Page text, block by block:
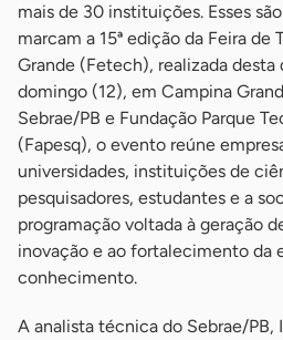
mais de 30 instituições. Esses
marcam a 15ª edição da Feira de
Grande (Fetech), realizada
domingo (12), em Campina
Sebrae/PB e Fundação Parque
(Fapesq), o evento reúne
universidades, instituições de
pesquisadores, estudantes e a
programação voltada à geração
inovação e ao fortalecimento da
conhecimento.
A analista técnica do Sebrae/PB,